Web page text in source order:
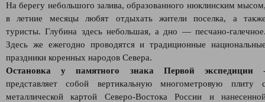
На берегу небольшого залива, образованного нюклинским
в летние месяцы любят отдыхать жители поселка, а
туристы. Глубина здесь небольшая, а дно — песчано-
Здесь же ежегодно проводятся и традиционные
праздники коренных народов Севера.
Остановка у памятного знака Первой экспедиции
представляет собой вертикальную многометровую плиту
металлической картой Северо-Востока России и